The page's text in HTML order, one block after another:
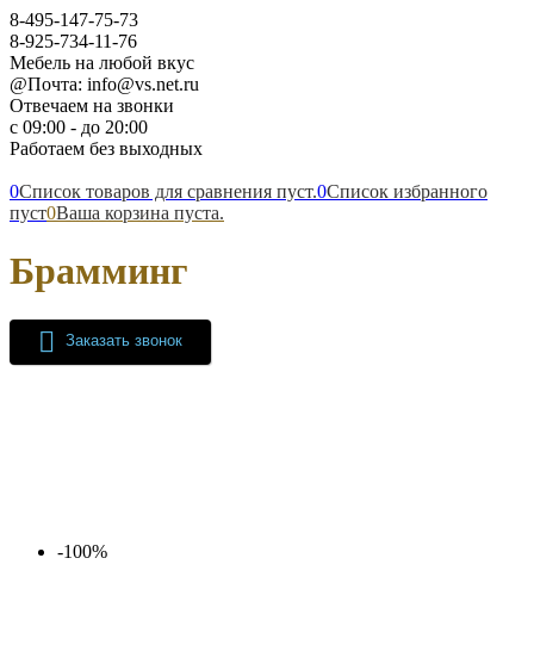
8-495-147-75-73
8-925-734-11-76
Мебель на любой вкус
@Почта: info@vs.net.ru
Отвечаем на звонки
с 09:00 - до 20:00
Работаем без выходных
0Список товаров для сравнения пуст.0Список избранного
пуст0Ваша корзина пуста.
Брамминг
Заказать звонок
-100%